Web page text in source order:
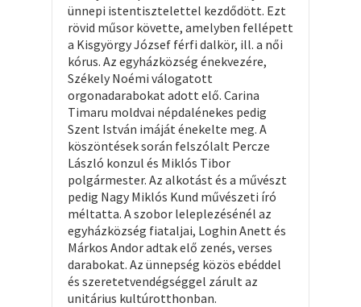
ünnepi istentisztelettel kezdődött. Ezt
rövid műsor követte, amelyben fellépett
a Kisgyörgy József férfi dalkör, ill. a női
kórus. Az egyházközség énekvezére,
Székely Noémi válogatott
orgonadarabokat adott elő. Carina
Timaru moldvai népdalénekes pedig
Szent István imáját énekelte meg. A
köszöntések során felszólalt Percze
László konzul és Miklós Tibor
polgármester. Az alkotást és a művészt
pedig Nagy Miklós Kund művészeti író
méltatta. A szobor leleplezésénél az
egyházközség fiataljai, Loghin Anett és
Márkos Andor adtak elő zenés, verses
darabokat. Az ünnepség közös ebéddel
és szeretetvendégséggel zárult az
unitárius kultúrotthonban.